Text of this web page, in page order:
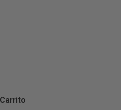
Carrito